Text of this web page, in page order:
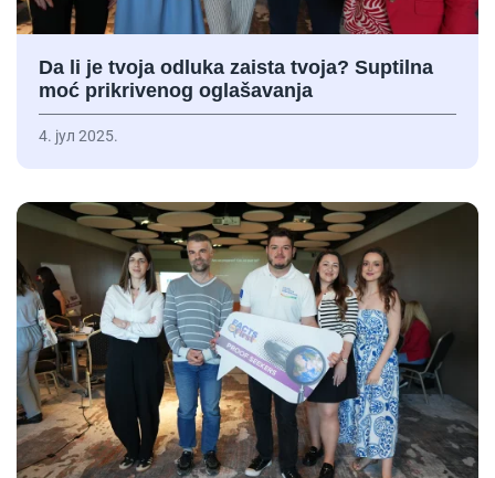
Da li je tvoja odluka zaista tvoja? Suptilna
moć prikrivenog oglašavanja
4. јул 2025.